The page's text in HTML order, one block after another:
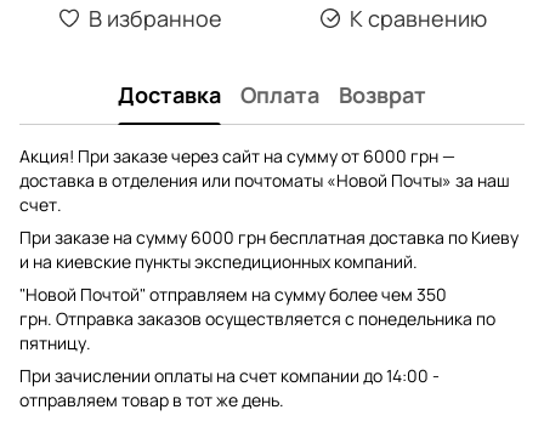
В избранное К сравнению
Доставка Оплата Возврат
Акция! При заказе через сайт на сумму от 6000 грн —
доставка в отделения или почтоматы «Новой Почты» за наш
счет.
При заказе на сумму 6000 грн бесплатная доставка по Киеву
и на киевские пункты экспедиционных компаний.
"Новой Почтой" отправляем на сумму более чем 350
грн. Отправка заказов осуществляется с понедельника по
пятницу.
При зачислении оплаты на счет компании до 14:00 -
отправляем товар в тот же день.